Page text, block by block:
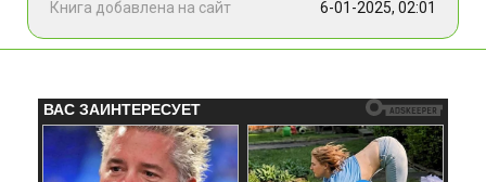
Книга добавлена на сайт
6-01-2025, 02:01